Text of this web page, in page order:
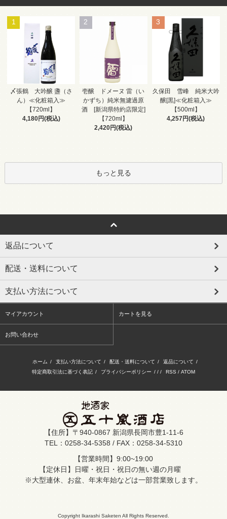
1
〆張鶴 大吟醸 盞（さ
ん）≪化粧箱入≫
【720ml】
4,180円(税込)
2
壱醸 ドメーヌ 雷（い
かずち）純米無濾過原
酒 [新潟県特約店限定]
【720ml】
2,420円(税込)
3
久保田 雪峰 純米大吟
醸[黒]≪化粧箱入≫
【500ml】
4,257円(税込)
もっと見る
返品について
配送・送料について
支払い方法について
マイアカウント カートを見る
お問い合わせ
ホーム / 支払い方法について / 配送・送料について / 返品について /
特定商取引法に基づく表記 / プライバシーポリシー / / / RSS / ATOM
【住所】〒940-0867 新潟県長岡市豊1-11-6
TEL：0258-34-5358 / FAX：0258-34-5310
【営業時間】9:00~19:00
【定休日】日曜・祝日・祝日の無い週の月曜
※大型連休、お盆、年末年始などは一部営業致します。
Copyright Ikarashi Saketen All Rights Reserved.